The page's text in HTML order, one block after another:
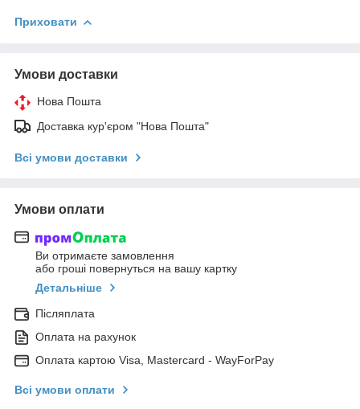
Приховати
Умови доставки
Нова Пошта
Доставка кур'єром "Нова Пошта"
Всі умови доставки
Умови оплати
Ви отримаєте замовлення
або гроші повернуться на вашу картку
Детальніше
Післяплата
Оплата на рахунок
Оплата картою Visa, Mastercard - WayForPay
Всі умови оплати